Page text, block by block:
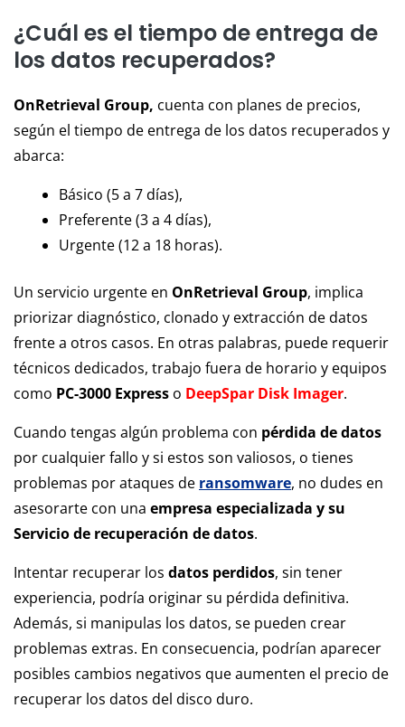
¿Cuál es el tiempo de entrega de
los datos recuperados?
OnRetrieval Group, cuenta con planes de precios,
según el tiempo de entrega de los datos recuperados y
abarca:
Básico (5 a 7 días),
Preferente (3 a 4 días),
Urgente (12 a 18 horas).
Un servicio urgente en OnRetrieval Group, implica
priorizar diagnóstico, clonado y extracción de datos
frente a otros casos. En otras palabras, puede requerir
técnicos dedicados, trabajo fuera de horario y equipos
como PC-3000 Express o DeepSpar Disk Imager.
Cuando tengas algún problema con pérdida de datos
por cualquier fallo y si estos son valiosos, o tienes
problemas por ataques de ransomware, no dudes en
asesorarte con una empresa especializada y su
Servicio de recuperación de datos.
Intentar recuperar los datos perdidos, sin tener
experiencia, podría originar su pérdida definitiva.
Además, si manipulas los datos, se pueden crear
problemas extras. En consecuencia, podrían aparecer
posibles cambios negativos que aumenten el precio de
recuperar los datos del disco duro.